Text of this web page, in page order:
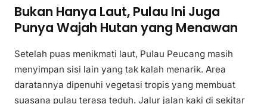
Bukan Hanya Laut, Pulau Ini Juga
Punya Wajah Hutan yang Menawan
Setelah puas menikmati laut, Pulau Peucang masih
menyimpan sisi lain yang tak kalah menarik. Area
daratannya dipenuhi vegetasi tropis yang membuat
suasana pulau terasa teduh. Jalur jalan kaki di sekitar